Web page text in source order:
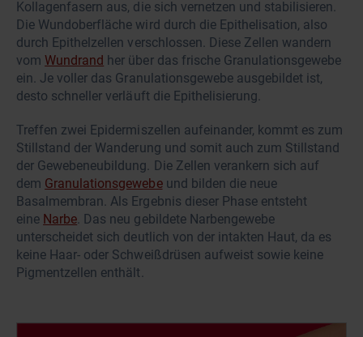
Kollagenfasern aus, die sich vernetzen und stabilisieren.
Die Wundoberfläche wird durch die Epithelisation, also
durch Epithelzellen verschlossen. Diese Zellen wandern
vomWundrand her über das frische Granulationsgewebe
ein. Je voller das Granulationsgewebe ausgebildet ist,
desto schneller verläuft die Epithelisierung.
Treffen zwei Epidermiszellen aufeinander, kommt es zum
Stillstand der Wanderung und somit auch zum Stillstand
der Gewebeneubildung. Die Zellen verankern sich auf
dem Granulationsgewebeund bilden die neue
Basalmembran. Als Ergebnis dieser Phase entsteht
eine Narbe. Das neu gebildete Narbengewebe
unterscheidet sich deutlich von der intakten Haut, da es
keine Haar- oder Schweißdrüsen aufweist sowie keine
Pigmentzellen enthält.